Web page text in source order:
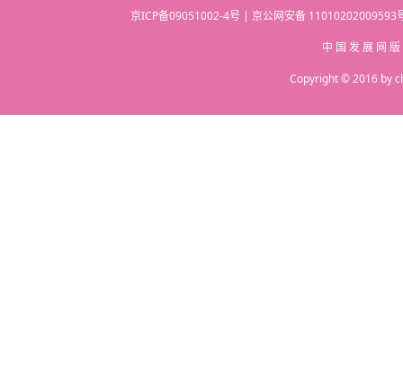
京ICP备09051002-4号 | 京公网安备
中 国 发 展 网
Copyright © 2016 by